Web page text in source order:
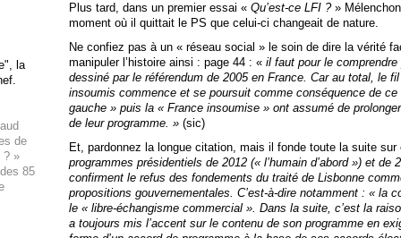
Plus tard, dans un premier essai « Qu’est-ce LFI ?» Mélenchon
moment où il quittait le PS que celui-ci changeait de nature.
Ne confiez pas à un « réseau social » le soin de dire la vérité
manipuler l’histoire ainsi : page 44 : « il faut pour le
dessiné par le référendum de 2005 en France. Car au total, le
insoumis commence et se poursuit comme conséquence de
gauche » puis la « France insoumise » ont assumé de
de leur programme. »(sic)
Et, pardonnez la longue citation, mais il fonde toute la suite
programmes présidentiels de 2012 (« l’humain d’abord ») et de
confirment le refus des fondements du traité de Lisbonne
propositions gouvernementales. C’est-à-dire notamment : « la
le « libre-échangisme commercial ». Dans la suite, c’est la
a toujours mis l’accent sur le contenu de son programme en
la
de
? »
85